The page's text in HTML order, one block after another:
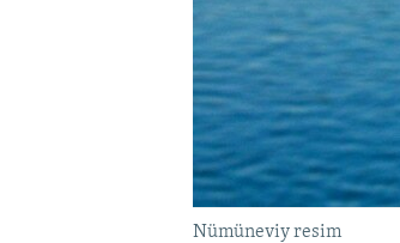
Nümüneviy resim